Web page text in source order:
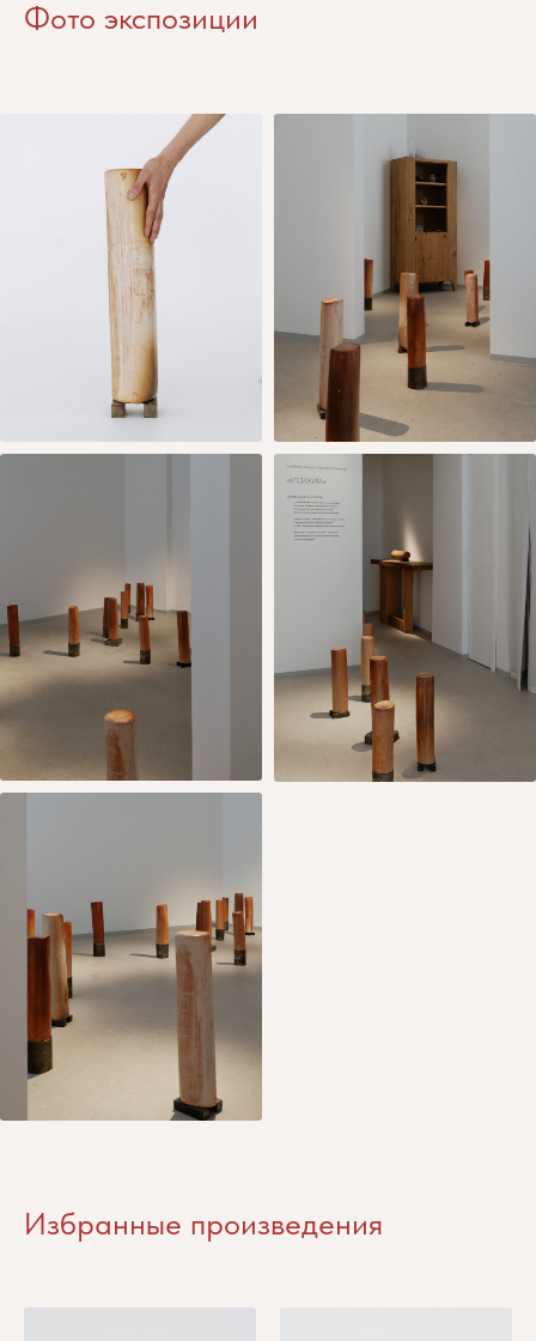
Фото экспозиции
Избранные произведения